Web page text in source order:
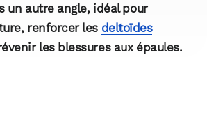
un autre angle, idéal pour
renforcer les deltoïdes
les blessures aux épaules.